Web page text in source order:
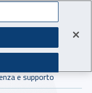
in nuova finestra
in nuova finestra
esterno - Apertura in
- Sito esterno -
Youtube - Sito esterno -
Tiktok - SitoSpreaker -
tutto INAIL.it
e supporto